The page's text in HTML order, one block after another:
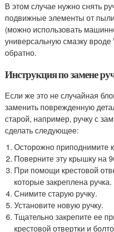
В этом случае нужно снять
подвижные элементы от
(можно использовать
универсальную смазку вроде
обратно.
Инструкция по замене
Если же это не случайная
заменить поврежденную
старой, например, ручку с
сделать следующее:
Осторожно приподнимите
Поверните эту крышку на
При помощи крестовой
которые закреплена ручка.
Снимите старую ручку.
Установите новую ручку.
Тщательно закрепите ее
крестовой отвертки и